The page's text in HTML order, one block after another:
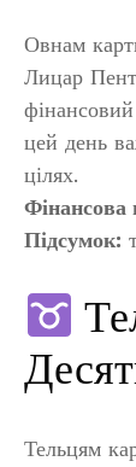
Овнам
Лицар
цей день
цілях.
Фінансова
Підсумок:
Тельцям